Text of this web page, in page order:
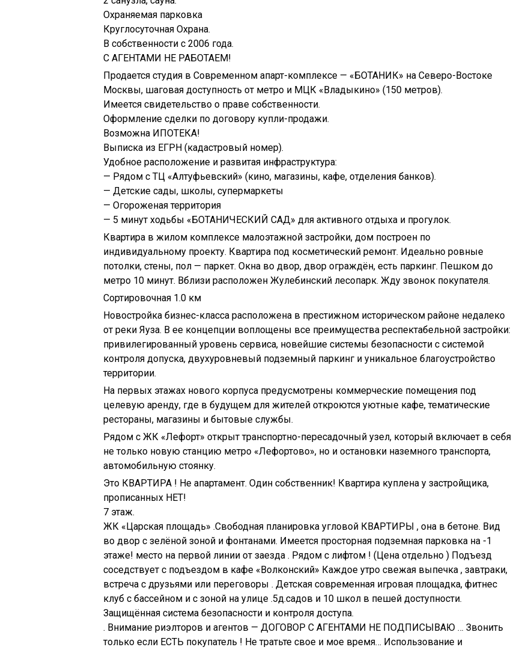
Охраняемая парковка
Круглосуточная Охрана.
В собственности с 2006 года.
С АГЕНТАМИ НЕ РАБОТАЕМ!
Продается студия в Современном апарт-комплексе — «БОТАНИК» на Северо-Востоке
Москвы, шаговая доступность от метро и МЦК «Владыкино» (150 метров).
Имеется свидетельство о праве собственности.
Оформление сделки по договору купли-продажи.
Возможна ИПОТЕКА!
Выписка из ЕГРН (кадастровый номер).
Удобное расположение и развитая инфраструктура:
— Рядом с ТЦ «Алтуфьевский» (кино, магазины, кафе, отделения банков).
— Детские сады, школы, супермаркеты
— Огороженая территория
— 5 минут ходьбы «БОТАНИЧЕСКИЙ САД» для активного отдыха и прогулок.
Квартира в жилом комплексе малоэтажной застройки, дом построен по
индивидуальному проекту. Квартира под косметический ремонт. Идеально ровные
потолки, стены, пол — паркет. Окна во двор, двор ограждён, есть паркинг. Пешком до
метро 10 минут. Вблизи расположен Жулебинский лесопарк. Жду звонок покупателя.
Сортировочная 1.0 км
Новостройка бизнес-класса расположена в престижном историческом районе недалеко
от реки Яуза. В ее концепции воплощены все преимущества респектабельной застройки:
привилегированный уровень сервиса, новейшие системы безопасности с системой
контроля допуска, двухуровневый подземный паркинг и уникальное благоустройство
территории.
На первых этажах нового корпуса предусмотрены коммерческие помещения под
целевую аренду, где в будущем для жителей откроются уютные кафе, тематические
рестораны, магазины и бытовые службы.
Рядом с ЖК «Лефорт» открыт транспортно-пересадочный узел, который включает в себя
не только новую станцию метро «Лефортово», но и остановки наземного транспорта,
автомобильную стоянку.
Это КВАРТИРА ! Не апартамент. Один собственник! Квартира куплена у застройщика,
прописанных НЕТ!
7 этаж.
ЖК «Царская площадь» .Свободная планировка угловой КВАРТИРЫ , она в бетоне. Вид
во двор с зелёной зоной и фонтанами. Имеется просторная подземная парковка на -1
этаже! место на первой линии от заезда . Рядом с лифтом ! (Цена отдельно ) Подъезд
соседствует с подъездом в кафе «Волконский» Каждое утро свежая выпечка , завтраки,
встреча с друзьями или переговоры . Детская современная игровая площадка, фитнес
клуб с бассейном и с зоной на улице .5д.садов и 10 школ в пешей доступности.
Защищённая система безопасности и контроля доступа.
. Внимание риэлторов и агентов — ДОГОВОР С АГЕНТАМИ НЕ ПОДПИСЫВАЮ … Звонить
только если ЕСТЬ покупатель ! Не тратьте свое и мое время… Использование и